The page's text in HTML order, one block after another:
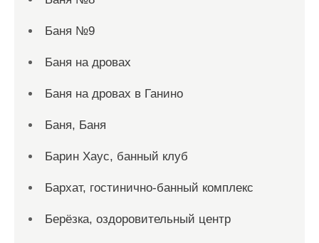
Баня №9
Баня на дровах
Баня на дровах в Ганино
Баня, Баня
Барин Хаус, банный клуб
Бархат, гостинично-банный комплекс
Берёзка, оздоровительный центр